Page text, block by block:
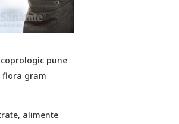
pune
flora gram
alimente